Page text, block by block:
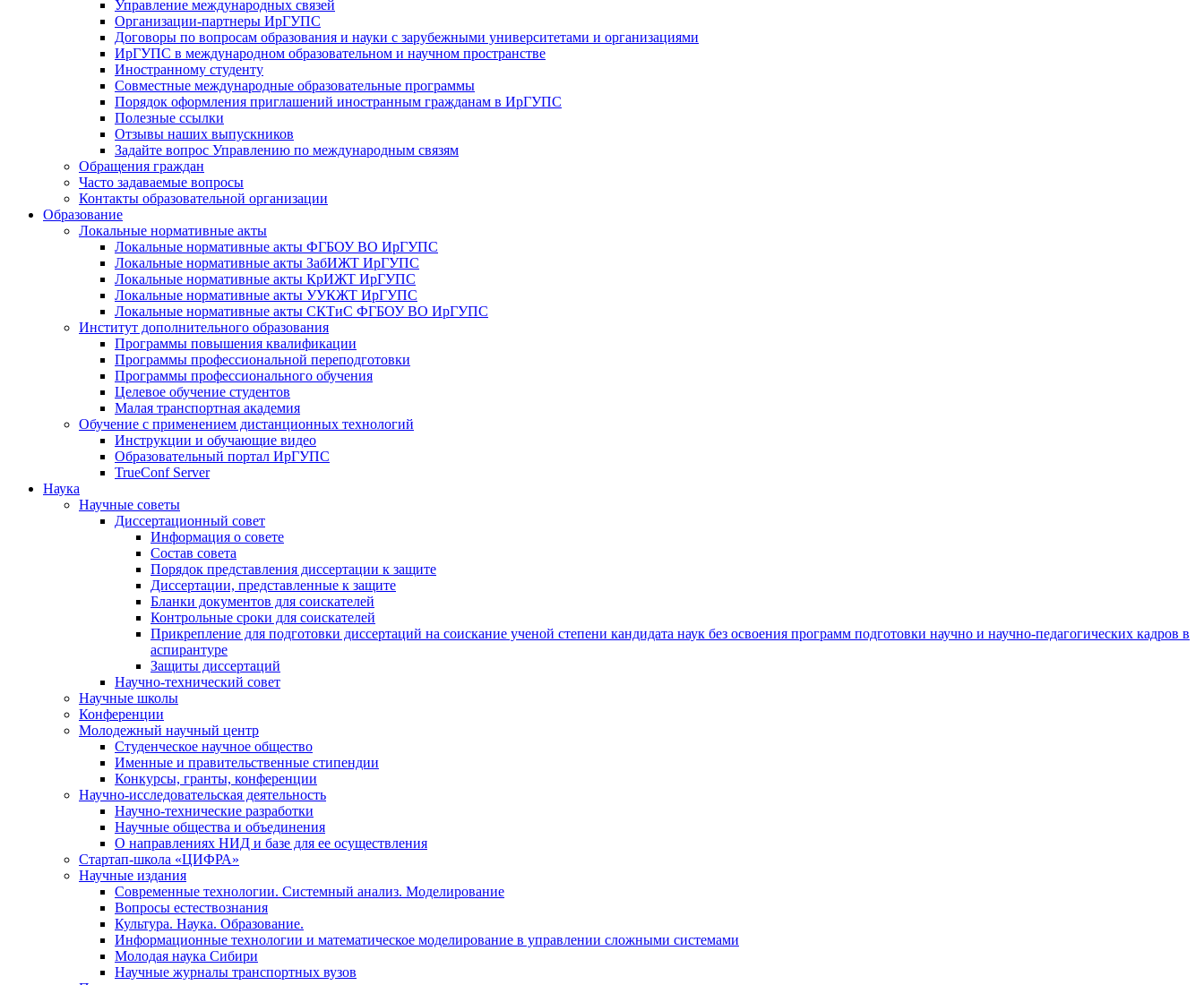
Управление международных связей
Организации-партнеры ИрГУПС
Договоры по вопросам образования и науки с зарубежными университетами и организациями
ИрГУПС в международном образовательном и научном пространстве
Иностранному студенту
Совместные международные образовательные программы
Порядок оформления приглашений иностранным гражданам в ИрГУПС
Полезные ссылки
Отзывы наших выпускников
Задайте вопрос Управлению по международным связям
Обращения граждан
Часто задаваемые вопросы
Контакты образовательной организации
Образование
Локальные нормативные акты
Локальные нормативные акты ФГБОУ ВО ИрГУПС
Локальные нормативные акты ЗабИЖТ ИрГУПС
Локальные нормативные акты КрИЖТ ИрГУПС
Локальные нормативные акты УУКЖТ ИрГУПС
Локальные нормативные акты СКТиС ФГБОУ ВО ИрГУПС
Институт дополнительного образования
Программы повышения квалификации
Программы профессиональной переподготовки
Программы профессионального обучения
Целевое обучение студентов
Малая транспортная академия
Обучение с применением дистанционных технологий
Инструкции и обучающие видео
Образовательный портал ИрГУПС
TrueConf Server
Наука
Научные советы
Диссертационный совет
Информация о совете
Состав совета
Порядок представления диссертации к защите
Диссертации, представленные к защите
Бланки документов для соискателей
Контрольные сроки для соискателей
Прикрепление для подготовки диссертаций на соискание ученой степени кандидата наук без освоения программ подготовки научно и научно-педагогических кадров в
аспирантуре
Защиты диссертаций
Научно-технический совет
Научные школы
Конференции
Молодежный научный центр
Студенческое научное общество
Именные и правительственные стипендии
Конкурсы, гранты, конференции
Научно-исследовательская деятельность
Научно-технические разработки
Научные общества и объединения
О направлениях НИД и базе для ее осуществления
Стартап-школа «ЦИФРА»
Научные издания
Современные технологии. Системный анализ. Моделирование
Вопросы естествознания
Культура. Наука. Образование.
Информационные технологии и математическое моделирование в управлении сложными системами
Молодая наука Сибири
Научные журналы транспортных вузов